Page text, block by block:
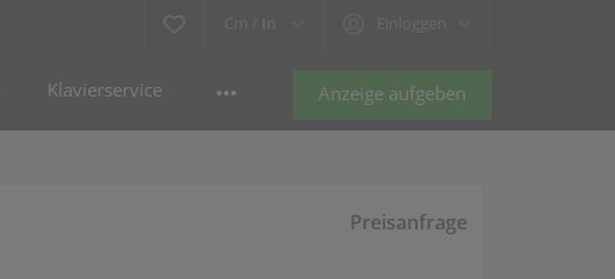
Anzeige aufgeben
Klavierservice
Preisanfrage